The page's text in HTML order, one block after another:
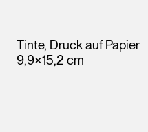
Tinte, Druck auf Papier
9,9×15,2 cm